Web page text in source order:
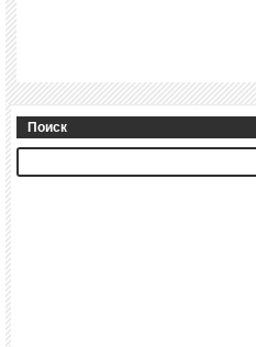
Поиск